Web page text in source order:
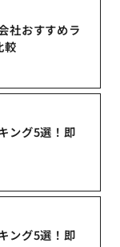
社おすすめラ
較
ング5選！即
ング5選！即